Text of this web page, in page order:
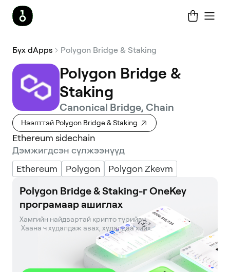
Бүх dApps Polygon Bridge & Staking
Polygon Bridge &
Staking
Canonical Bridge, Chain
Нээлттэй Polygon Bridge & Staking
Ethereum sidechain
Дэмжигдсэн сүлжээнүүд
Ethereum
Polygon Polygon Zkevm
Polygon Bridge & Staking-г OneKey
програмаар ашиглах
Хамгийн найдвартай крипто түрийвч.
Хаана ч худалдаж авах, худалдаа хийх.